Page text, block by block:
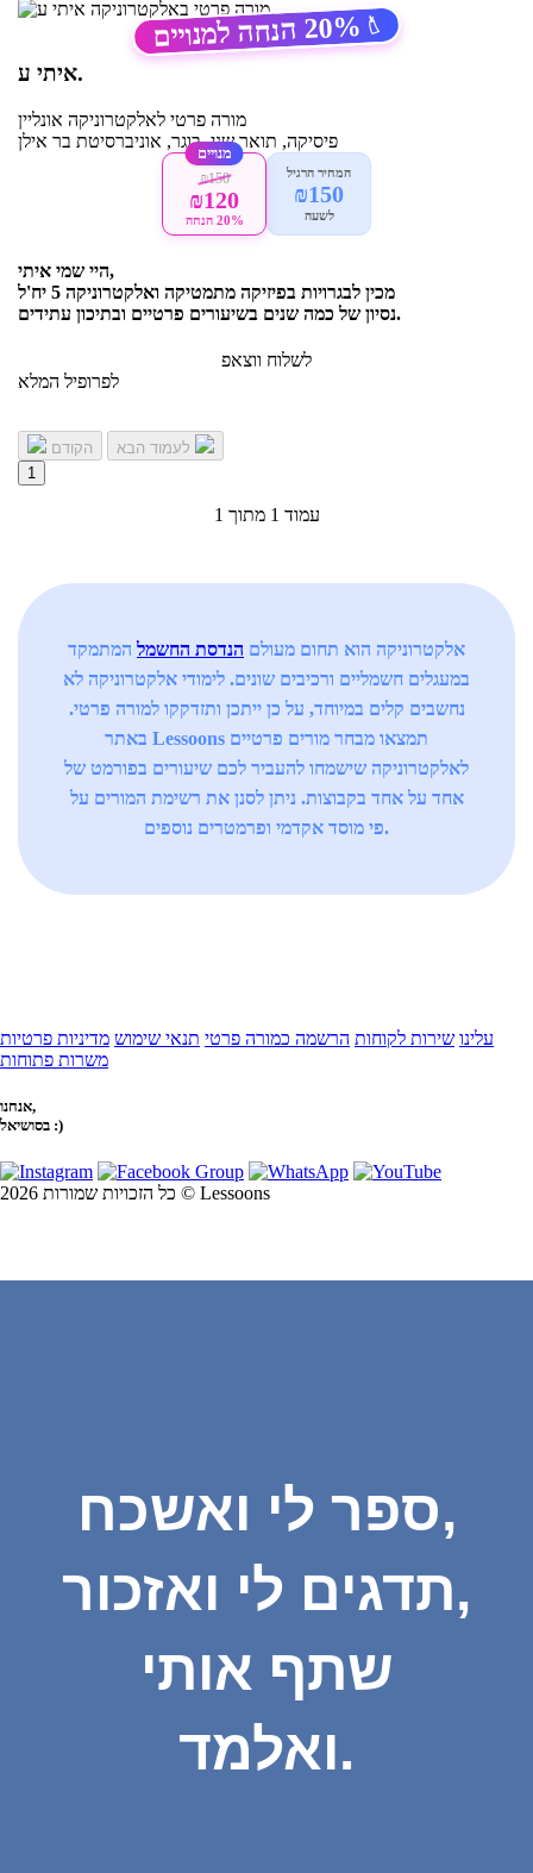
🏷️
20%
הנחה למנויים
איתי ע.
מורה פרטי לאלקטרוניקה אונליין
פיסיקה, תואר שני, בוגר, אוניברסיטת בר אילן
המחיר הרגיל
₪150
לשעה
מנויים
₪150
₪120
20% הנחה
היי שמי איתי,
מכין לבגרויות בפיזיקה מתמטיקה ואלקטרוניקה 5 יח'ל
נסיון של כמה שנים בשיעורים פרטיים ובתיכון עתידים.
לשלוח ווצאפ
לפרופיל המלא
הקודם
1
עמוד 1 מתוך 1
אלקטרוניקה הוא תחום מעולם הנדסת החשמל המתמקד
במעגלים חשמליים ורכיבים שונים. לימודי אלקטרוניקה לא
נחשבים קלים במיוחד, על כן ייתכן ותזדקקו למורה פרטי.
באתר Lessoons תמצאו מבחר מורים פרטיים
לאלקטרוניקה שישמחו להעביר לכם שיעורים בפורמט של
אחד על אחד בקבוצות. ניתן לסנן את רשימת המורים על
פי מוסד אקדמי ופרמטרים נוספים.
עלינו שירות לקוחות הרשמה כמורה פרטי תנאי שימוש מדיניות פרטיות
משרות פתוחות
אנחנו,
בסושיאל :)
כל הזכויות שמורות 2026 © Lessoons
ספר לי ואשכח,
תדגים לי ואזכור,
שתף אותי
ואלמד.